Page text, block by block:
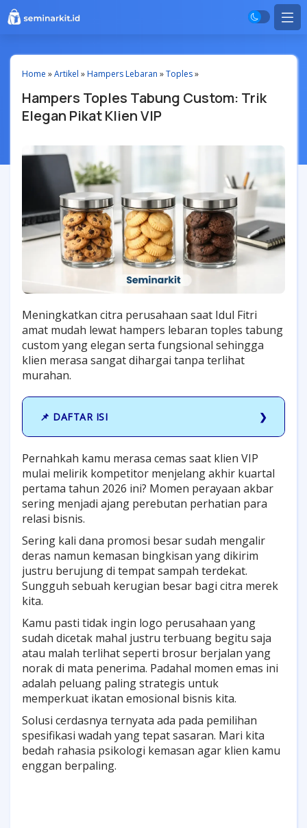
Home »Artikel »Hampers Lebaran »Toples»
Hampers Toples Tabung Custom: Trik
Elegan Pikat Klien VIP
Meningkatkan citra perusahaan saat Idul Fitri
amat mudah lewat hampers lebaran toples tabung
custom yang elegan serta fungsional sehingga
klien merasa sangat dihargai tanpa terlihat
murahan.
📌 DAFTAR ISI
Pernahkah kamu merasa cemas saat klien VIP
mulai melirik kompetitor menjelang akhir kuartal
pertama tahun 2026 ini? Momen perayaan akbar
sering menjadi ajang perebutan perhatian para
relasi bisnis.
Sering kali dana promosi besar sudah mengalir
deras namun kemasan bingkisan yang dikirim
justru berujung di tempat sampah terdekat.
Sungguh sebuah kerugian besar bagi citra merek
kita.
Kamu pasti tidak ingin logo perusahaan yang
sudah dicetak mahal justru terbuang begitu saja
atau malah terlihat seperti brosur berjalan yang
norak di mata penerima. Padahal momen emas ini
adalah peluang paling strategis untuk
memperkuat ikatan emosional bisnis kita.
Solusi cerdasnya ternyata ada pada pemilihan
spesifikasi wadah yang tepat sasaran. Mari kita
bedah rahasia psikologi kemasan agar klien kamu
enggan berpaling.